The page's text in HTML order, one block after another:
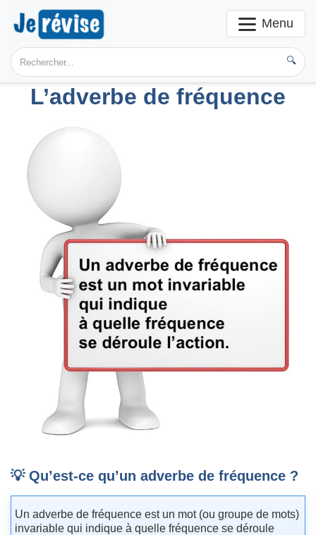
Menu
🔍
L’adverbe de fréquence
💡 Qu’est-ce qu’un adverbe de fréquence ?
Un adverbe de fréquence est un mot (ou groupe de mots)
invariable qui indique à quelle fréquence se déroule